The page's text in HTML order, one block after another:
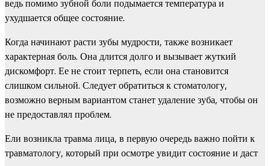
ухудшается общее состояние.
Когда начинают расти зубы мудрости, также возникает
характерная боль. Она длится долго и вызывает жуткий
дискомфорт. Ее не стоит терпеть, если она становится
слишком сильной. Следует обратиться к стоматологу,
возможно верным вариантом станет удаление зуба, чтобы он
не предоставлял проблем.
Ели возникла травма лица, в первую очередь важно пойти к
травматологу, который при осмотре увидит состояние и даст